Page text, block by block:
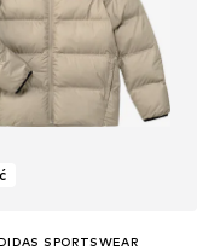
SPORTSWEAR